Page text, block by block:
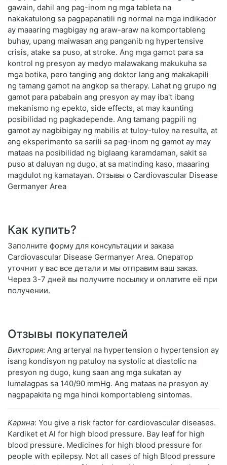
gawain, dahil ang pag-inom ng mga tableta na
nakakatulong sa pagpapanatili ng normal na mga indikador
ay maaaring magbigay ng araw-araw na komportableng
buhay, upang maiwasan ang panganib ng hypertensive
crisis, atake sa puso, at stroke. Ang mga gamot para sa
kontrol ng presyon ay medyo malawakang makukuha sa
mga botika, pero tanging ang doktor lang ang makakapili
ng tamang gamot na angkop sa therapy. Lahat ng grupo ng
gamot para pababain ang presyon ay may iba't ibang
mekanismo ng epekto, side effects, at may kaunting
posibilidad ng pagkadepende. Ang tamang pagpili ng
gamot ay nagbibigay ng mabilis at tuloy-tuloy na resulta, at
ang eksperimento sa sarili sa pag-inom ng gamot ay may
mataas na posibilidad ng biglaang karamdaman, sakit sa
puso at daluyan ng dugo, at sa matinding kaso, maaaring
magdulot ng kamatayan. Отзывы о Cardiovascular Disease
Germanyer Area
Как купить?
Заполните форму для консультации и заказа
Cardiovascular Disease Germanyer Area. Оператор
уточнит у вас все детали и мы отправим ваш заказ.
Через 3-7 дней вы получите посылку и оплатите её при
получении.
Отзывы покупателей
Виктория: Ang arteryal na hypertension o hypertension ay
isang kondisyon ng patuloy na systolic at diastolic na
presyon ng dugo, kung saan ang mga sukatan ay
lumalagpas sa 140/90 mmHg. Ang mataas na presyon ay
nagpapakita ng mga hindi komportableng sintomas.
Карина: You give a risk factor for cardiovascular diseases.
Kardiket et Al for high blood pressure. Bay leaf for high
blood pressure. Medicines for high blood pressure for
people with epilepsy. Not all cases of high Blood pressure